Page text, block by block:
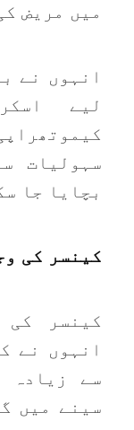
میں مریض
انہوں نے
لیے
سہولیات
بچایا جا
کینسر کی
کینسر کی
انہوں نے
سے زیادہ
سینے میں